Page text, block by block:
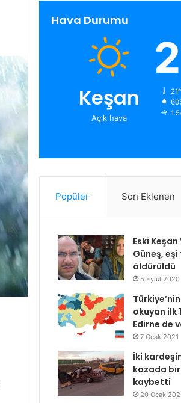
Hava Durumu
Keşan
Açık hava
Popüler Son Eklenen
Eski
Güneş,
öldürüldü
5 Eylül 2020
okuyan ilk
Edirne de
7 Ocak 2021
İki
kazada
kaybetti
20 Ocak